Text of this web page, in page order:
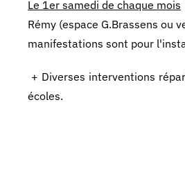
Le 1er samedi de chaque mois
Rémy (espace G.Brassens ou
manifestations sont pour
+ Diverses interventions
écoles.